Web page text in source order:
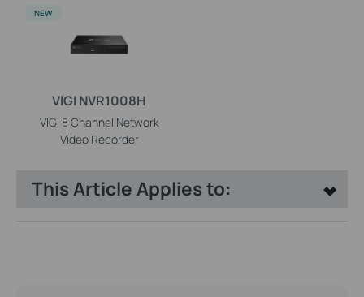
VIGI NVR1008H
VIGI 8 Channel Network
Video Recorder
NEW
This Article Applies to: